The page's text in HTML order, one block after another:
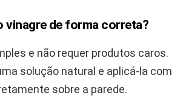
vinagre de forma correta?
e não requer produtos caros.
solução natural e aplicá-la com
sobre a parede.